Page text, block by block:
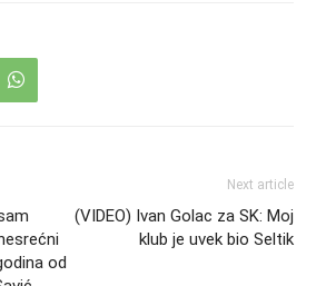
od
Next article
(VIDEO) Ivan Golac za SK: Moj
klub je uvek bio Seltik